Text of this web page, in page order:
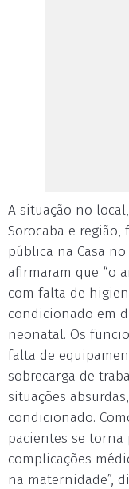
A situação no
Sorocaba e
pública na Casa
afirmaram que “o
com falta de
condicionado em
neonatal. Os
falta de
sobrecarga de
situações
condicionado.
pacientes se torna
complicações
na maternidade”,